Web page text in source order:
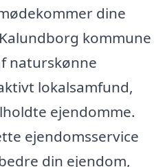
dine
kommune
naturskønne
lokalsamfund,
ejendomme.
ejendomsservice
din ejendom,